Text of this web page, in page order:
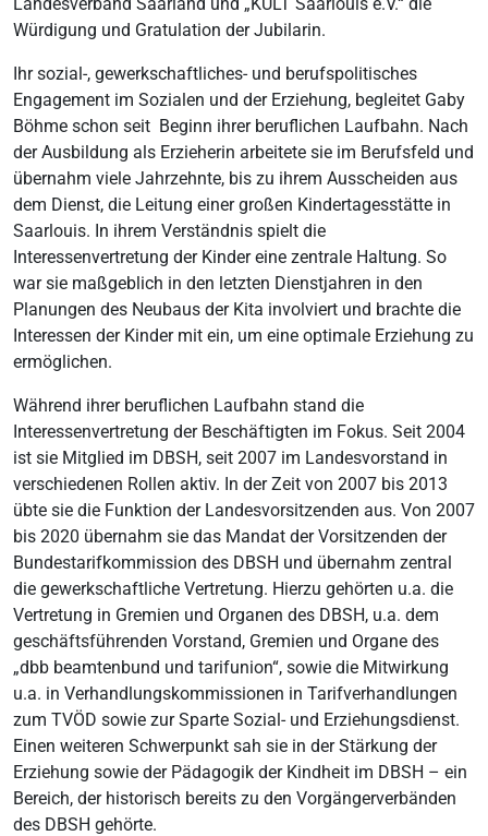
Würdigung und Gratulation der Jubilarin.
Ihr sozial-, gewerkschaftliches- und berufspolitisches
Engagement im Sozialen und der Erziehung, begleitet Gaby
Böhme schon seit Beginn ihrer beruflichen Laufbahn. Nach
der Ausbildung als Erzieherin arbeitete sie im Berufsfeld und
übernahm viele Jahrzehnte, bis zu ihrem Ausscheiden aus
dem Dienst, die Leitung einer großen Kindertagesstätte in
Saarlouis. In ihrem Verständnis spielt die
Interessenvertretung der Kinder eine zentrale Haltung. So
war sie maßgeblich in den letzten Dienstjahren in den
Planungen des Neubaus der Kita involviert und brachte die
Interessen der Kinder mit ein, um eine optimale Erziehung zu
ermöglichen.
Während ihrer beruflichen Laufbahn stand die
Interessenvertretung der Beschäftigten im Fokus. Seit 2004
ist sie Mitglied im DBSH, seit 2007 im Landesvorstand in
verschiedenen Rollen aktiv. In der Zeit von 2007 bis 2013
übte sie die Funktion der Landesvorsitzenden aus. Von 2007
bis 2020 übernahm sie das Mandat der Vorsitzenden der
Bundestarifkommission des DBSH und übernahm zentral
die gewerkschaftliche Vertretung. Hierzu gehörten u.a. die
Vertretung in Gremien und Organen des DBSH, u.a. dem
geschäftsführenden Vorstand, Gremien und Organe des
„dbb beamtenbund und tarifunion“, sowie die Mitwirkung
u.a. in Verhandlungskommissionen in Tarifverhandlungen
zum TVÖD sowie zur Sparte Sozial- und Erziehungsdienst.
Einen weiteren Schwerpunkt sah sie in der Stärkung der
Erziehung sowie der Pädagogik der Kindheit im DBSH – ein
Bereich, der historisch bereits zu den Vorgängerverbänden
des DBSH gehörte.